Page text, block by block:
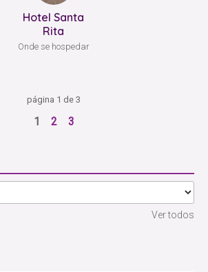
Hotel Santa
Rita
Onde se hospedar
página 1 de 3
1 2 3
Ver todos